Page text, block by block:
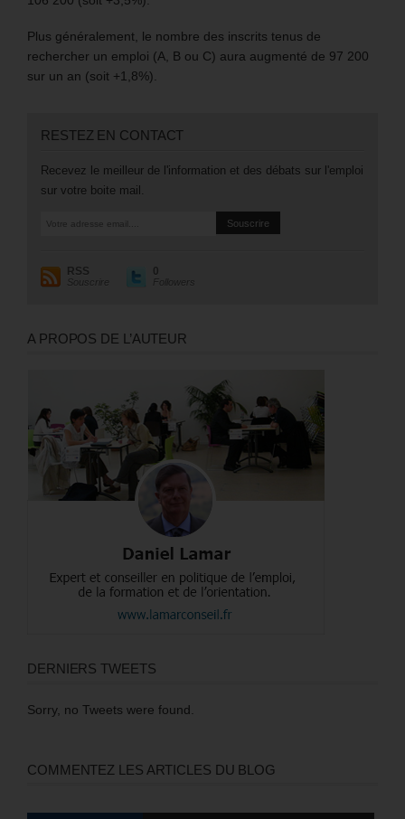
Plus généralement, le nombre des inscrits tenus de
rechercher un emploi (A, B ou C) aura augmenté de 97 200
sur un an (soit +1,8%).
RESTEZ EN CONTACT
Recevez le meilleur de l'information et des débats sur l'emploi
sur votre boite mail.
RSS
Souscrire
0
Followers
A PROPOS DE L’AUTEUR
DERNIERS TWEETS
Sorry, no Tweets were found.
COMMENTEZ LES ARTICLES DU BLOG